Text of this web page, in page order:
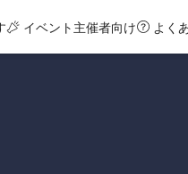
イベント主催者向け よく